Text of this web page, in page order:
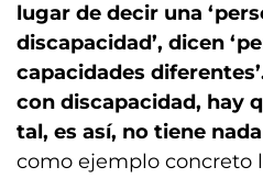
lugar de decir una
discapacidad’, dicen
capacidades
con discapacidad, hay
tal, es así, no tiene
como ejemplo concreto